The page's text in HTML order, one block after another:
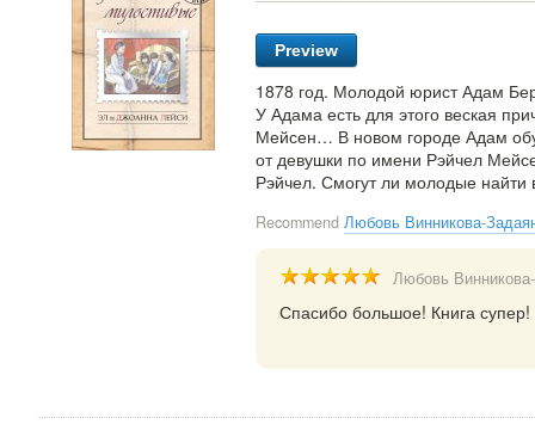
Preview
1878 год. Молодой юрист Адам
У Адама есть для этого веская
Мейсен… В новом городе Адам
от девушки по имени Рэйчел
Рэйчел. Смогут ли молодые
Recommend Любовь Винникова-
Любовь
Спасибо большое! Книга супер!